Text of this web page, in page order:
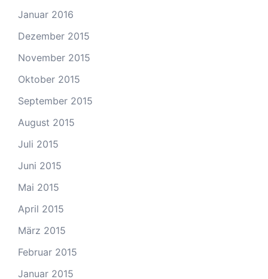
Januar 2016
Dezember 2015
November 2015
Oktober 2015
September 2015
August 2015
Juli 2015
Juni 2015
Mai 2015
April 2015
März 2015
Februar 2015
Januar 2015